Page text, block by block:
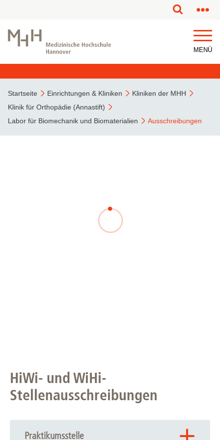
MENÜ
Startseite Einrichtungen & Kliniken
Kliniken der MHH
Klinik für Orthopädie (Annastift)
Labor für Biomechanik und Biomaterialien
Ausschreibungen
HiWi- und WiHi-
Stellenausschreibungen
Praktikumsstelle